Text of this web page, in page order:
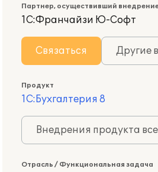
Партнер, осуществивший
1С:Франчайзи Ю-Софт
Связаться Другие
Продукт
1С:Бухгалтерия 8
Внедрения продукта
Отрасль / Функциональная задача